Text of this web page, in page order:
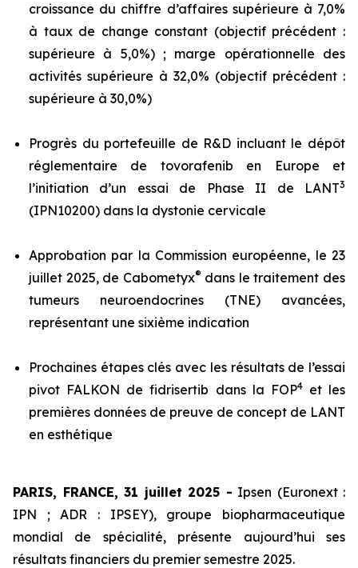
croissance du chiffre d’affaires supérieure à 7,0%
à taux de change constant (objectif précédent :
supérieure à 5,0%) ; marge opérationnelle des
activités supérieure à 32,0% (objectif précédent :
supérieure à 30,0%)
Progrès du portefeuille de R&D incluant le dépôt
réglementaire de tovorafenib en Europe et
l’initiation d’un essai de Phase II de LANT3
(IPN10200) dans la dystonie cervicale
Approbation par la Commission européenne, le 23
juillet 2025, de Cabometyx® dans le traitement des
tumeurs neuroendocrines (TNE) avancées,
représentant une sixième indication
Prochaines étapes clés avec les résultats de l’essai
pivot FALKON de fidrisertib dans la FOP4et les
premières données de preuve de concept de LANT
en esthétique
PARIS, FRANCE, 31 juillet 2025 - Ipsen (Euronext :
IPN ; ADR : IPSEY), groupe biopharmaceutique
mondial de spécialité, présente aujourd’hui ses
résultats financiers du premier semestre 2025.